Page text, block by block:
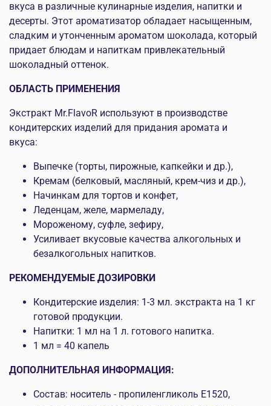
вкуса в различные кулинарные изделия, напитки и
десерты. Этот ароматизатор обладает насыщенным,
сладким и утонченным ароматом шоколада, который
придает блюдам и напиткам привлекательный
шоколадный оттенок.
ОБЛАСТЬ ПРИМЕНЕНИЯ
Экстракт Mr.FlavoR используют в производстве
кондитерских изделий для придания аромата и
вкуса:
Выпечке (торты, пирожные, капкейки и др.),
Кремам (белковый, масляный, крем-чиз и др.),
Начинкам для тортов и конфет,
Леденцам, желе, мармеладу,
Мороженому, суфле, зефиру,
Усиливает вкусовые качества алкогольных и
безалкогольных напитков.
РЕКОМЕНДУЕМЫЕ ДОЗИРОВКИ
Кондитерские изделия: 1-3 мл. экстракта на 1 кг
готовой продукции.
Напитки: 1 мл на 1 л. готового напитка.
1 мл = 40 капель
ДОПОЛНИТЕЛЬНАЯ ИНФОРМАЦИЯ:
Состав: носитель - пропиленгликоль Е1520,